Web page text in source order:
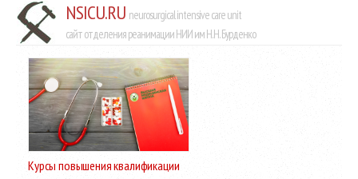
NSICU.RU neurosurgical intensive care unit
сайт отделения реанимации НИИ им Н.Н. Бурденко
Курсы повышения квалификации